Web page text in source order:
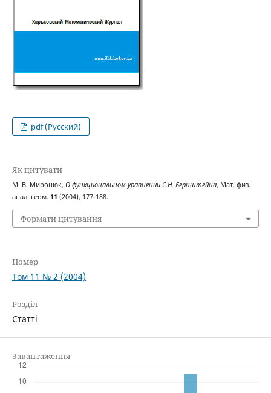
pdf (Русский)
Як цитувати
М. В. Миронюк, О функциональном уравнении С.Н. Бернштейна, Мат. физ.
анал. геом. 11 (2004), 177-188.
Формати цитування
Номер
Том 11 № 2 (2004)
Розділ
Статті
Завантаження